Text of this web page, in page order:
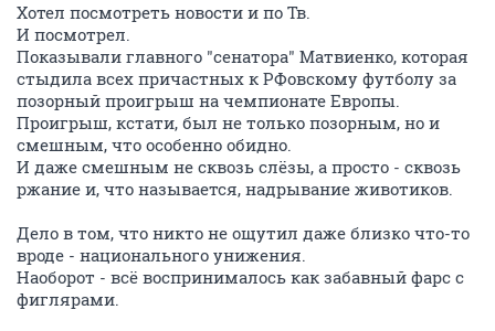
Хотел посмотреть новости и по Тв.
И посмотрел.
Показывали главного "сенатора" Матвиенко, которая
стыдила всех причастных к РФовскому футболу за
позорный проигрыш на чемпионате Европы.
Проигрыш, кстати, был не только позорным, но и
смешным, что особенно обидно.
И даже смешным не сквозь слёзы, а просто - сквозь
ржание и, что называется, надрывание животиков.
Дело в том, что никто не ощутил даже близко что-то
вроде - национального унижения.
Наоборот - всё воспринималось как забавный фарс с
фиглярами.